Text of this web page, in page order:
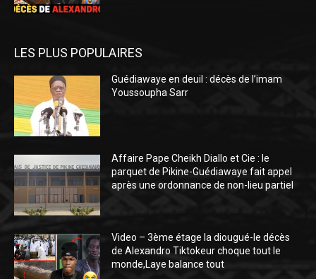
LES PLUS POPULAIRES
Guédiawaye en deuil : décès de l’imam
Youssoupha Sarr
Affaire Pape Cheikh Diallo et Cie : le
parquet de Pikine-Guédiawaye fait appel
après une ordonnance de non-lieu partiel
Video – 3ème étage la diougué-le décès
de Alexandro Tiktokeur choque tout le
monde,Laye balance tout